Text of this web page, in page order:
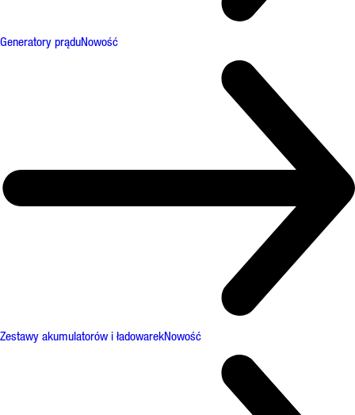
Generatory prąduNowość
Zestawy akumulatorów i ładowarekNowość